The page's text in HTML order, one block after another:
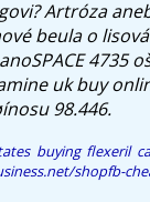
Artróza
beula o
4735
uk buy
98.446.
buying flexeril
shopfb-